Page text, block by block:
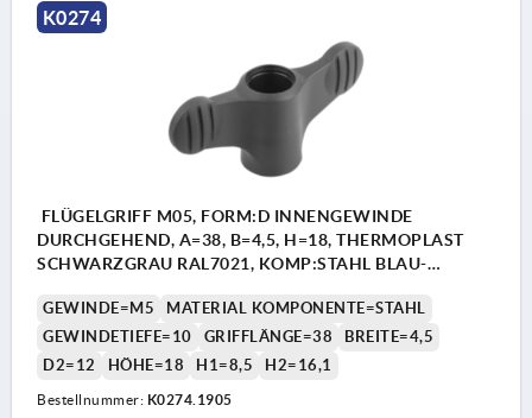
K0274
FLÜGELGRIFF M05, FORM:D INNENGEWINDE
DURCHGEHEND, A=38, B=4,5, H=18, THERMOPLAST
SCHWARZGRAU RAL7021, KOMP:STAHL BLAU-
GEWINDE=M5
MATERIAL KOMPONENTE=STAHL
GEWINDETIEFE=10
GRIFFLÄNGE=38
BREITE=4,5
D2=12
HÖHE=18 H1=8,5 H2=16,1
Bestellnummer: K0274.1905